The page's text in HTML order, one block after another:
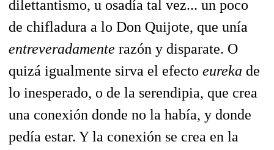
dilettantismo, u osadía tal vez... un poco
de chifladura a lo Don Quijote, que unía
entreveradamente razón y disparate. O
quizá igualmente sirva el efecto eureka de
lo inesperado, o de la serendipia, que crea
una conexión donde no la había, y donde
pedía estar. Y la conexión se crea en la